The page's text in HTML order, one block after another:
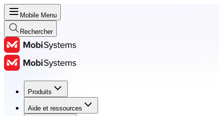
Mobile Menu
Rechercher
Produits
Aide et ressources
Produits
Aide et ressources